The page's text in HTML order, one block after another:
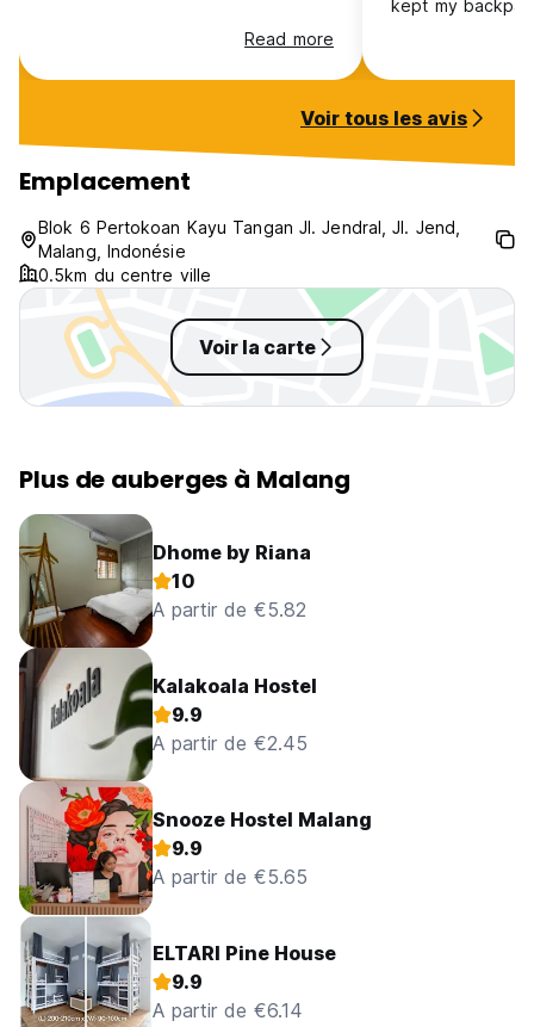
Read more
kept my
thank you! But I
3am and the
next day at
Voir tous les avis
Emplacement
Blok 6 Pertokoan Kayu Tangan Jl. Jendral, Jl. Jend,
Malang, Indonésie
0.5km du centre ville
Voir la carte
Plus de auberges à Malang
Dhome by Riana
10
A partir de €5.82
Kalakoala Hostel
9.9
A partir de €2.45
Snooze Hostel Malang
9.9
A partir de €5.65
ELTARI Pine House
9.9
A partir de €6.14